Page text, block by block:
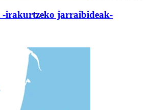
-irakurtzeko jarraibideak-